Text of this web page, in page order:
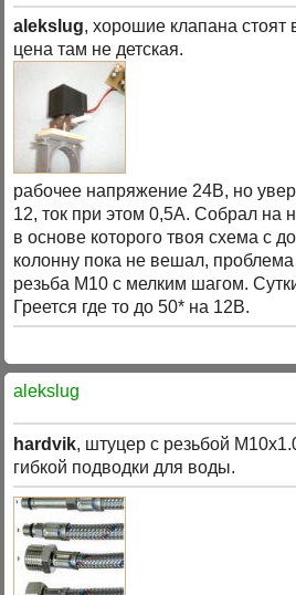
alekslug, хорошие клапана
цена там не детская.
рабочее напряжение 24В, но
12, ток при этом 0,5А. Собрал на
в основе которого твоя схема с
колонну пока не вешал,
резьба М10 с мелким шагом.
Греется где то до 50* на 12В.
alekslug
hardvik, штуцер с резьбой
гибкой подводки для воды.